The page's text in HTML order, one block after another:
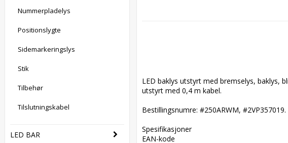
Nummerpladelys
Positionslygte
Sidemarkeringslys
Stik
Tilbehør
Tilslutningskabel
LED BAR
LED baklys utstyrt med bremselys, baklys,
utstyrt med 0,4 m kabel.
Bestillingsnumre: #250ARWM, #2VP357019.
Spesifikasjoner
EAN-kode